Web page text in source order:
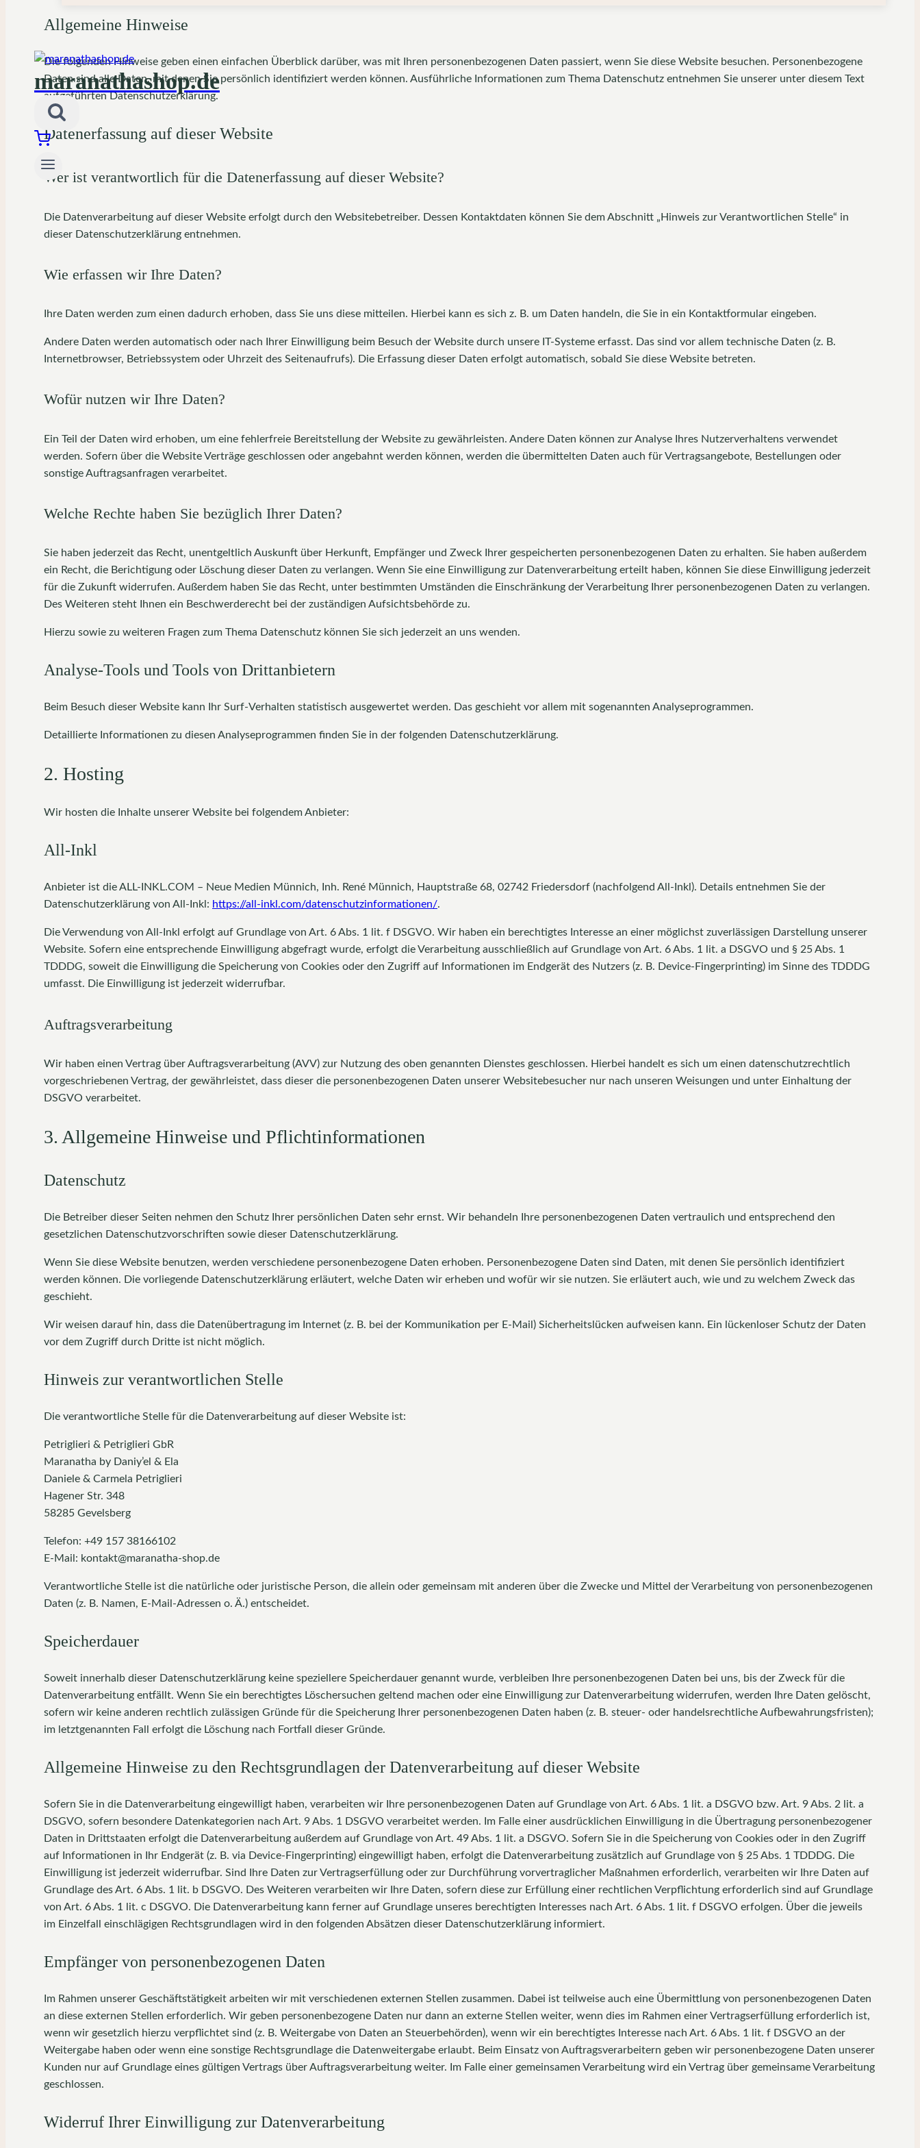
maranathashop.de
Allgemeine Hinweise
Die folgenden Hinweise geben einen einfachen Überblick darüber, was mit Ihren personenbezogenen Daten passiert, wenn Sie diese Website besuchen. Personenbezogene
Daten sind alle Daten, mit denen Sie persönlich identifiziert werden können. Ausführliche Informationen zum Thema Datenschutz entnehmen Sie unserer unter diesem Text
aufgeführten Datenschutzerklärung.
Datenerfassung auf dieser Website
Wer ist verantwortlich für die Datenerfassung auf dieser Website?
Die Datenverarbeitung auf dieser Website erfolgt durch den Websitebetreiber. Dessen Kontaktdaten können Sie dem Abschnitt „Hinweis zur Verantwortlichen Stelle“ in
dieser Datenschutzerklärung entnehmen.
Wie erfassen wir Ihre Daten?
Ihre Daten werden zum einen dadurch erhoben, dass Sie uns diese mitteilen. Hierbei kann es sich z. B. um Daten handeln, die Sie in ein Kontaktformular eingeben.
Andere Daten werden automatisch oder nach Ihrer Einwilligung beim Besuch der Website durch unsere IT-Systeme erfasst. Das sind vor allem technische Daten (z. B.
Internetbrowser, Betriebssystem oder Uhrzeit des Seitenaufrufs). Die Erfassung dieser Daten erfolgt automatisch, sobald Sie diese Website betreten.
Wofür nutzen wir Ihre Daten?
Ein Teil der Daten wird erhoben, um eine fehlerfreie Bereitstellung der Website zu gewährleisten. Andere Daten können zur Analyse Ihres Nutzerverhaltens verwendet
werden. Sofern über die Website Verträge geschlossen oder angebahnt werden können, werden die übermittelten Daten auch für Vertragsangebote, Bestellungen oder
sonstige Auftragsanfragen verarbeitet.
Welche Rechte haben Sie bezüglich Ihrer Daten?
Sie haben jederzeit das Recht, unentgeltlich Auskunft über Herkunft, Empfänger und Zweck Ihrer gespeicherten personenbezogenen Daten zu erhalten. Sie haben außerdem
ein Recht, die Berichtigung oder Löschung dieser Daten zu verlangen. Wenn Sie eine Einwilligung zur Datenverarbeitung erteilt haben, können Sie diese Einwilligung jederzeit
für die Zukunft widerrufen. Außerdem haben Sie das Recht, unter bestimmten Umständen die Einschränkung der Verarbeitung Ihrer personenbezogenen Daten zu verlangen.
Des Weiteren steht Ihnen ein Beschwerderecht bei der zuständigen Aufsichtsbehörde zu.
Hierzu sowie zu weiteren Fragen zum Thema Datenschutz können Sie sich jederzeit an uns wenden.
Analyse-Tools und Tools von Dritt­anbietern
Beim Besuch dieser Website kann Ihr Surf-Verhalten statistisch ausgewertet werden. Das geschieht vor allem mit sogenannten Analyseprogrammen.
Detaillierte Informationen zu diesen Analyseprogrammen finden Sie in der folgenden Datenschutzerklärung.
2. Hosting
Wir hosten die Inhalte unserer Website bei folgendem Anbieter:
All-Inkl
Anbieter ist die ALL-INKL.COM – Neue Medien Münnich, Inh. René Münnich, Hauptstraße 68, 02742 Friedersdorf (nachfolgend All-Inkl). Details entnehmen Sie der
Datenschutzerklärung von All-Inkl: https://all-inkl.com/datenschutzinformationen/.
Die Verwendung von All-Inkl erfolgt auf Grundlage von Art. 6 Abs. 1 lit. f DSGVO. Wir haben ein berechtigtes Interesse an einer möglichst zuverlässigen Darstellung unserer
Website. Sofern eine entsprechende Einwilligung abgefragt wurde, erfolgt die Verarbeitung ausschließlich auf Grundlage von Art. 6 Abs. 1 lit. a DSGVO und § 25 Abs. 1
TDDDG, soweit die Einwilligung die Speicherung von Cookies oder den Zugriff auf Informationen im Endgerät des Nutzers (z. B. Device-Fingerprinting) im Sinne des TDDDG
umfasst. Die Einwilligung ist jederzeit widerrufbar.
Auftragsverarbeitung
Wir haben einen Vertrag über Auftragsverarbeitung (AVV) zur Nutzung des oben genannten Dienstes geschlossen. Hierbei handelt es sich um einen datenschutzrechtlich
vorgeschriebenen Vertrag, der gewährleistet, dass dieser die personenbezogenen Daten unserer Websitebesucher nur nach unseren Weisungen und unter Einhaltung der
DSGVO verarbeitet.
3. Allgemeine Hinweise und Pflicht­informationen
Datenschutz
Die Betreiber dieser Seiten nehmen den Schutz Ihrer persönlichen Daten sehr ernst. Wir behandeln Ihre personenbezogenen Daten vertraulich und entsprechend den
gesetzlichen Datenschutzvorschriften sowie dieser Datenschutzerklärung.
Wenn Sie diese Website benutzen, werden verschiedene personenbezogene Daten erhoben. Personenbezogene Daten sind Daten, mit denen Sie persönlich identifiziert
werden können. Die vorliegende Datenschutzerklärung erläutert, welche Daten wir erheben und wofür wir sie nutzen. Sie erläutert auch, wie und zu welchem Zweck das
geschieht.
Wir weisen darauf hin, dass die Datenübertragung im Internet (z. B. bei der Kommunikation per E-Mail) Sicherheitslücken aufweisen kann. Ein lückenloser Schutz der Daten
vor dem Zugriff durch Dritte ist nicht möglich.
Hinweis zur verantwortlichen Stelle
Die verantwortliche Stelle für die Datenverarbeitung auf dieser Website ist:
Petriglieri & Petriglieri GbR
Maranatha by Daniy’el & Ela
Daniele & Carmela Petriglieri
Hagener Str. 348
58285 Gevelsberg
Telefon: +49 157 38166102
E-Mail: kontakt@maranatha-shop.de
Verantwortliche Stelle ist die natürliche oder juristische Person, die allein oder gemeinsam mit anderen über die Zwecke und Mittel der Verarbeitung von personenbezogenen
Daten (z. B. Namen, E-Mail-Adressen o. Ä.) entscheidet.
Speicherdauer
Soweit innerhalb dieser Datenschutzerklärung keine speziellere Speicherdauer genannt wurde, verbleiben Ihre personenbezogenen Daten bei uns, bis der Zweck für die
Datenverarbeitung entfällt. Wenn Sie ein berechtigtes Löschersuchen geltend machen oder eine Einwilligung zur Datenverarbeitung widerrufen, werden Ihre Daten gelöscht,
sofern wir keine anderen rechtlich zulässigen Gründe für die Speicherung Ihrer personenbezogenen Daten haben (z. B. steuer- oder handelsrechtliche Aufbewahrungsfristen);
im letztgenannten Fall erfolgt die Löschung nach Fortfall dieser Gründe.
Allgemeine Hinweise zu den Rechtsgrundlagen der Datenverarbeitung auf dieser Website
Sofern Sie in die Datenverarbeitung eingewilligt haben, verarbeiten wir Ihre personenbezogenen Daten auf Grundlage von Art. 6 Abs. 1 lit. a DSGVO bzw. Art. 9 Abs. 2 lit. a
DSGVO, sofern besondere Datenkategorien nach Art. 9 Abs. 1 DSGVO verarbeitet werden. Im Falle einer ausdrücklichen Einwilligung in die Übertragung personenbezogener
Daten in Drittstaaten erfolgt die Datenverarbeitung außerdem auf Grundlage von Art. 49 Abs. 1 lit. a DSGVO. Sofern Sie in die Speicherung von Cookies oder in den Zugriff
auf Informationen in Ihr Endgerät (z. B. via Device-Fingerprinting) eingewilligt haben, erfolgt die Datenverarbeitung zusätzlich auf Grundlage von § 25 Abs. 1 TDDDG. Die
Einwilligung ist jederzeit widerrufbar. Sind Ihre Daten zur Vertragserfüllung oder zur Durchführung vorvertraglicher Maßnahmen erforderlich, verarbeiten wir Ihre Daten auf
Grundlage des Art. 6 Abs. 1 lit. b DSGVO. Des Weiteren verarbeiten wir Ihre Daten, sofern diese zur Erfüllung einer rechtlichen Verpflichtung erforderlich sind auf Grundlage
von Art. 6 Abs. 1 lit. c DSGVO. Die Datenverarbeitung kann ferner auf Grundlage unseres berechtigten Interesses nach Art. 6 Abs. 1 lit. f DSGVO erfolgen. Über die jeweils
im Einzelfall einschlägigen Rechtsgrundlagen wird in den folgenden Absätzen dieser Datenschutzerklärung informiert.
Empfänger von personenbezogenen Daten
Im Rahmen unserer Geschäftstätigkeit arbeiten wir mit verschiedenen externen Stellen zusammen. Dabei ist teilweise auch eine Übermittlung von personenbezogenen Daten
an diese externen Stellen erforderlich. Wir geben personenbezogene Daten nur dann an externe Stellen weiter, wenn dies im Rahmen einer Vertragserfüllung erforderlich ist,
wenn wir gesetzlich hierzu verpflichtet sind (z. B. Weitergabe von Daten an Steuerbehörden), wenn wir ein berechtigtes Interesse nach Art. 6 Abs. 1 lit. f DSGVO an der
Weitergabe haben oder wenn eine sonstige Rechtsgrundlage die Datenweitergabe erlaubt. Beim Einsatz von Auftragsverarbeitern geben wir personenbezogene Daten unserer
Kunden nur auf Grundlage eines gültigen Vertrags über Auftragsverarbeitung weiter. Im Falle einer gemeinsamen Verarbeitung wird ein Vertrag über gemeinsame Verarbeitung
geschlossen.
Widerruf Ihrer Einwilligung zur Datenverarbeitung